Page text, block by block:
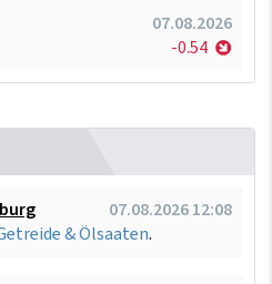
07.08.2026
-0.54
07.08.2026 12:08
& Ölsaaten.